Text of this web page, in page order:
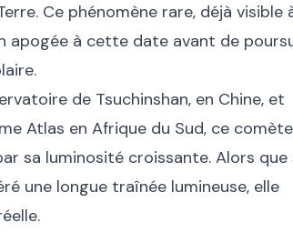
Ce phénomène rare, déjà visible
apogée à cette date avant de
de Tsuchinshan, en Chine, et
Atlas en Afrique du Sud, ce
sa luminosité croissante. Alors que
une longue traînée lumineuse, elle